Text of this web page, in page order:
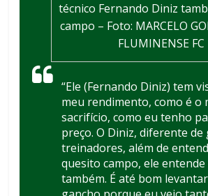
técnico Fernando Diniz
campo – Foto: MARCELO
FLUMINENSE FC
“Ele (Fernando Diniz) tem
meu rendimento, como é o
sacrifício, como eu tenho
preço. O Diniz, diferente de
treinadores, além de
quesito campo, ele entende
também. É até bom